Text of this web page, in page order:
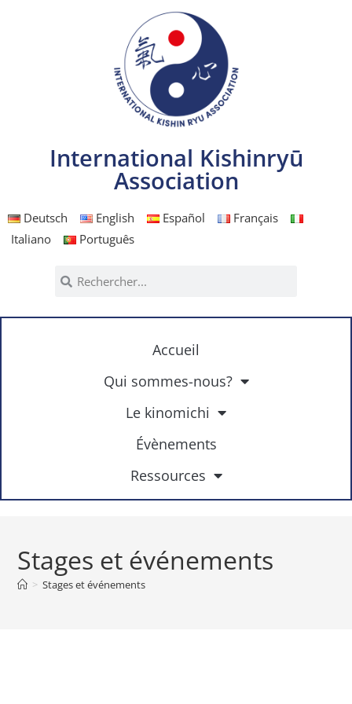
International Kishinryū
Association
Deutsch English Español
Français
Italiano
Português
Accueil
Qui sommes-nous?
Le kinomichi
Évènements
Ressources
Stages et événements
> Stages et événements